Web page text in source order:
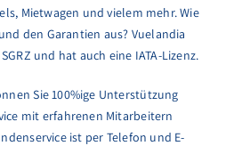
Mietwagen und vielem mehr. Wie
den Garantien aus? Vuelandia
und hat auch eine IATA-Lizenz.
Sie 100%ige Unterstützung
mit erfahrenen Mitarbeitern
ist per Telefon und E-